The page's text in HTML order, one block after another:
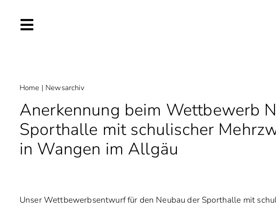
Home | Newsarchiv
Anerkennung beim Wettbewerb
Sporthalle mit schulischer
in Wangen im Allgäu
Unser Wettbewerbsentwurf für den Neubau der Sporthalle mit